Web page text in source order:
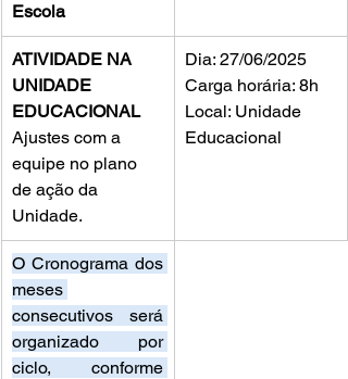
Escola
ATIVIDADE NA
UNIDADE
EDUCACIONAL
Ajustes com a
equipe no plano
de ação da
Unidade.
Dia: 27/06/2025
Carga horária: 8h
Local: Unidade
Educacional
O Cronograma dos
meses
consecutivos será
organizado por
ciclo, conforme